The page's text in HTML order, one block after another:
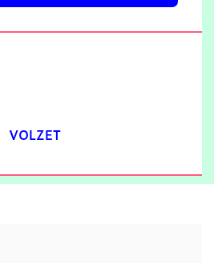
VOLZET